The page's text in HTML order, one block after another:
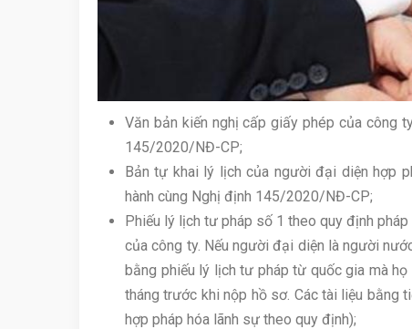
Văn bản kiến nghị cấp giấy phép của công
145/2020/NĐ-CP;
Bản tự khai lý lịch của người đại diện hợp
hành cùng Nghị định 145/2020/NĐ-CP;
Phiếu lý lịch tư pháp số 1 theo quy định
của công ty. Nếu người đại diện là người
bằng phiếu lý lịch tư pháp từ quốc gia mà
tháng trước khi nộp hồ sơ. Các tài liệu bằng
hợp pháp hóa lãnh sự theo quy định);